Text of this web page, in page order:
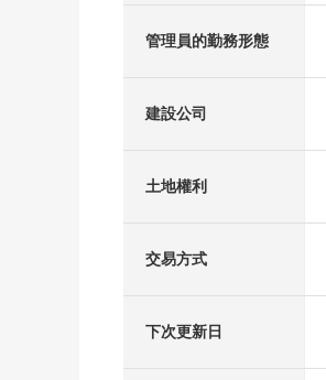
管理員的勤務形態
建設公司
土地權利
交易方式
下次更新日